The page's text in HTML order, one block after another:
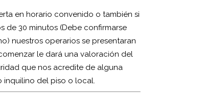
en horario convenido o también si
de 30 minutos (Debe confirmarse
nuestros operarios se presentaran
le dará una valoración del
que nos acredite de alguna
inquilino del piso o local.